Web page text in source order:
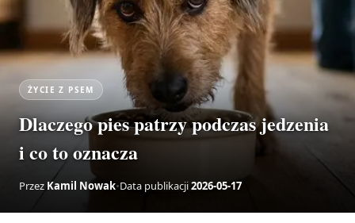
ŻYCIE Z PSEM
Dlaczego pies patrzy podczas jedzenia
i co to oznacza
Przez Kamil Nowak•Data publikacji2026-05-17